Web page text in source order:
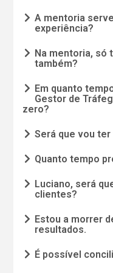
A mentoria
experiência?
Na mentoria, só
também?
Em quanto
Gestor de
zero?
Será que vou
Quanto tempo
Luciano, será
clientes?
Estou a morrer
resultados.
É possível